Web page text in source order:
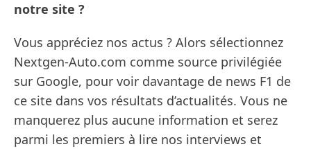
notre site ?
Vous appréciez nos actus ? Alors sélectionnez
Nextgen-Auto.com comme source privilégiée
sur Google, pour voir davantage de news F1 de
ce site dans vos résultats d’actualités. Vous ne
manquerez plus aucune information et serez
parmi les premiers à lire nos interviews et